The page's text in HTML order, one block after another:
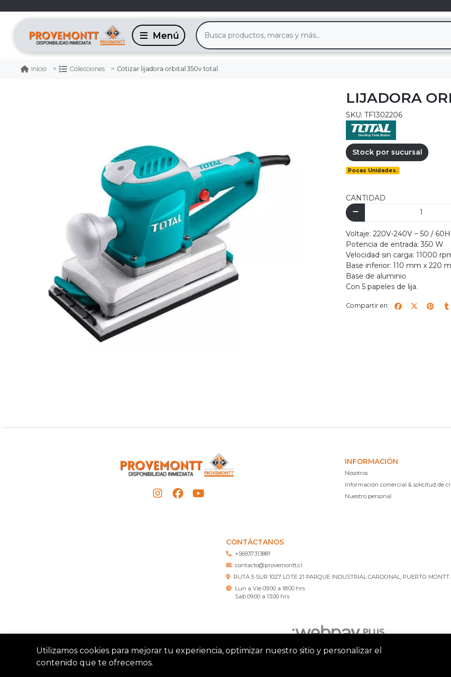
Inicio Colecciones Cotizar lijadora orbital 350v total
LIJADORA
SKU: TF1302206
Stock por sucursal
Pocas Unidades.
CANTIDAD
Voltaje: 220V-240V ~ 50 /
Potencia de entrada: 350 W
Velocidad sin carga: 11000
Base inferior: 110 mm x 220
Base de aluminio
Con 5 papeles de lija.
Compartir en:
INFORMACIÓN
Nosotros
Información comercial & solicitud de
Nuestro personal
CONTÁCTANOS
+56937313881
contacto@provemontt.cl
RUTA 5 SUR 1027 LOTE 21 PARQUE INDUSTRIAL CARDONAL, PUERTO MONTT.
Lun a Vie 09:00 a 18:00 hrs
Sab 09:00 a 13:00 hrs
Utilizamos cookies para mejorar tu experiencia, optimizar nuestro sitio y personalizar el
contenido que te ofrecemos.